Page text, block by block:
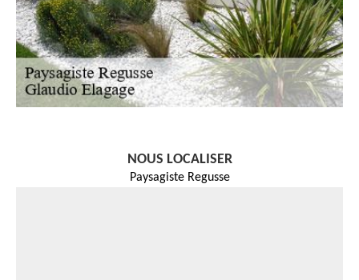
NOUS LOCALISER
Paysagiste Regusse